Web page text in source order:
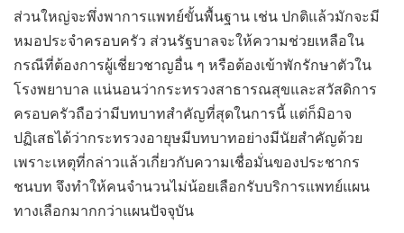
ส่วนใหญ่จะพึ่งพาการแพทย์ขั้นพื้นฐาน เช่น ปกติแล้วมักจะมี
หมอประจำครอบครัว ส่วนรัฐบาลจะให้ความช่วยเหลือใน
กรณีที่ต้องการผู้เชี่ยวชาญอื่น ๆ หรือต้องเข้าพักรักษาตัวใน
โรงพยาบาล แน่นอนว่ากระทรวงสาธารณสุขและสวัสดิการ
ครอบครัวถือว่ามีบทบาทสำคัญที่สุดในการนี้ แต่ก็มิอาจ
ปฏิเสธได้ว่ากระทรวงอายุษมีบทบาทอย่างมีนัยสำคัญด้วย
เพราะเหตุที่กล่าวแล้วเกี่ยวกับความเชื่อมั่นของประชากร
ชนบท จึงทำให้คนจำนวนไม่น้อยเลือกรับบริการแพทย์แผน
ทางเลือกมากกว่าแผนปัจจุบัน